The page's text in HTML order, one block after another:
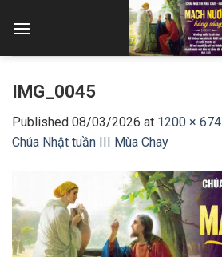
IMG_0045
Published 08/03/2026 at 1200 × 674
Chúa Nhật tuần III Mùa Chay